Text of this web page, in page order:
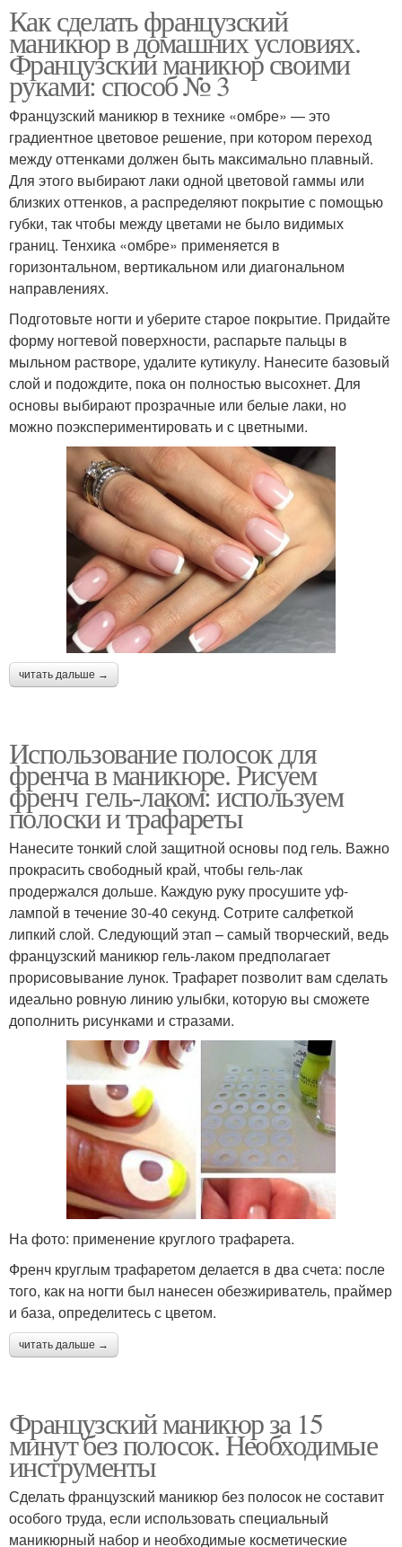
Как сделать французский
маникюр в домашних условиях.
Французский маникюр своими
руками: способ № 3
Французский маникюр в технике «омбре» — это
градиентное цветовое решение, при котором переход
между оттенками должен быть максимально плавный.
Для этого выбирают лаки одной цветовой гаммы или
близких оттенков, а распределяют покрытие с помощью
губки, так чтобы между цветами не было видимых
границ. Тенхика «омбре» применяется в
горизонтальном, вертикальном или диагональном
направлениях.
Подготовьте ногти и уберите старое покрытие. Придайте
форму ногтевой поверхности, распарьте пальцы в
мыльном растворе, удалите кутикулу. Нанесите базовый
слой и подождите, пока он полностью высохнет. Для
основы выбирают прозрачные или белые лаки, но
можно поэкспериментировать и с цветными.
читать дальше →
Использование полосок для
френча в маникюре. Рисуем
френч гель-лаком: используем
полоски и трафареты
Нанесите тонкий слой защитной основы под гель. Важно
прокрасить свободный край, чтобы гель-лак
продержался дольше. Каждую руку просушите уф-
лампой в течение 30-40 секунд. Сотрите салфеткой
липкий слой. Следующий этап – самый творческий, ведь
французский маникюр гель-лаком предполагает
прорисовывание лунок. Трафарет позволит вам сделать
идеально ровную линию улыбки, которую вы сможете
дополнить рисунками и стразами.
На фото: применение круглого трафарета.
Френч круглым трафаретом делается в два счета: после
того, как на ногти был нанесен обезжириватель, праймер
и база, определитесь с цветом.
читать дальше →
Французский маникюр за 15
минут без полосок. Необходимые
инструменты
Сделать французский маникюр без полосок не составит
особого труда, если использовать специальный
маникюрный набор и необходимые косметические